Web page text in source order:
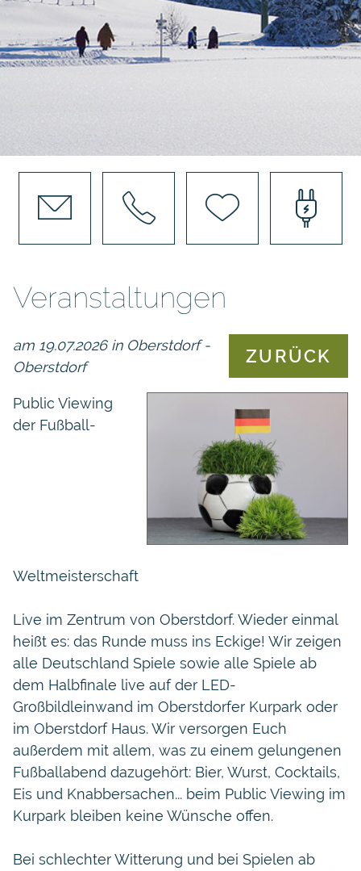
Veranstaltungen
ZURÜCK
am 19.07.2026 in Oberstdorf -
Oberstdorf
Public Viewing
der Fußball-
Weltmeisterschaft
Live im Zentrum von Oberstdorf. Wieder einmal
heißt es: das Runde muss ins Eckige! Wir zeigen
alle Deutschland Spiele sowie alle Spiele ab
dem Halbfinale live auf der LED-
Großbildleinwand im Oberstdorfer Kurpark oder
im Oberstdorf Haus. Wir versorgen Euch
außerdem mit allem, was zu einem gelungenen
Fußballabend dazugehört: Bier, Wurst, Cocktails,
Eis und Knabbersachen... beim Public Viewing im
Kurpark bleiben keine Wünsche offen.
Bei schlechter Witterung und bei Spielen ab